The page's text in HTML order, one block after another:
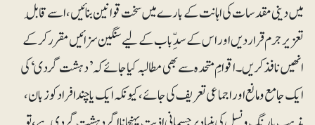
میں دینی مقدسات کی اہانت کے بارے میں سخت قوانین بنائیں ، اسے قابلِ
تعزیر جرم قرار دیں اور اس کے سدِّباب کے لیے سنگین سزائیں مقرر کرکے
انھیں نافذ کریں۔ اقوامِ متحدہ سے بھی مطالبہ کیا جائے کہ’دہشت گردی‘کی
ایک جامع و مانع اوراجماعی تعریف کی جائے ، کیونکہ ایک یا چند افراد کوزبان،